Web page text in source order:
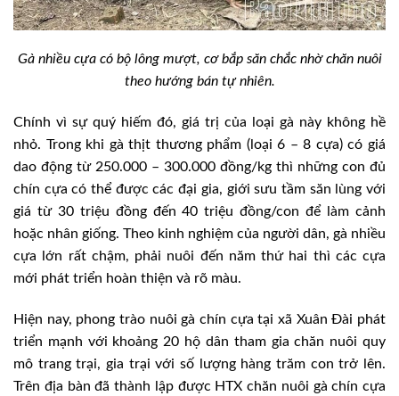
Gà nhiều cựa có bộ lông mượt, cơ bắp săn chắc nhờ chăn nuôi
theo hướng bán tự nhiên.
Chính vì sự quý hiếm đó, giá trị của loại gà này không hề
nhỏ. Trong khi gà thịt thương phẩm (loại 6 – 8 cựa) có giá
dao động từ 250.000 – 300.000 đồng/kg thì những con đủ
chín cựa có thể được các đại gia, giới sưu tầm săn lùng với
giá từ 30 triệu đồng đến 40 triệu đồng/con để làm cảnh
hoặc nhân giống. Theo kinh nghiệm của người dân, gà nhiều
cựa lớn rất chậm, phải nuôi đến năm thứ hai thì các cựa
mới phát triển hoàn thiện và rõ màu.
Hiện nay, phong trào nuôi gà chín cựa tại xã Xuân Đài phát
triển mạnh với khoảng 20 hộ dân tham gia chăn nuôi quy
mô trang trại, gia trại với số lượng hàng trăm con trở lên.
Trên địa bàn đã thành lập được HTX chăn nuôi gà chín cựa